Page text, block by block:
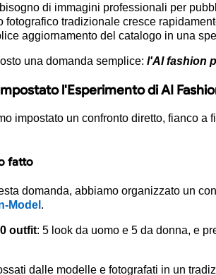
di immagini professionali per
fotografico tradizionale cresce
aggiornamento del catalogo in una
una domanda semplice: l'AI fashion
l'Esperimento di AI
impostato un confronto diretto, fianco
fatto
domanda, abbiamo organizzato un
Model .
outfit: 5 look da uomo e 5 da donna, e
dalle modelle e fotografati in un